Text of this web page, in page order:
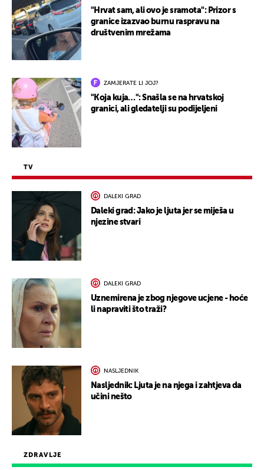
ZDRAVLJE
"Hrvat sam, ali ovo je sramota": Prizor s
granice izazvao burnu raspravu na
društvenim mrežama
ZAMJERATE LI JOJ?
"Koja kuja…": Snašla se na hrvatskoj
granici, ali gledatelji su podijeljeni
TV
DALEKI GRAD
Daleki grad: Jako je ljuta jer se miješa u
njezine stvari
DALEKI GRAD
Uznemirena je zbog njegove ucjene - hoće
li napraviti što traži?
NASLJEDNIK
Nasljednik: Ljuta je na njega i zahtjeva da
učini nešto